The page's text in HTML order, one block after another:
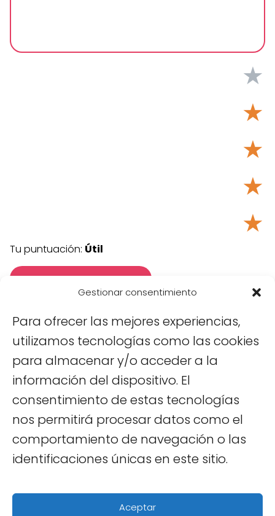
Gestionar consentimiento
Para ofrecer las mejores experiencias,
utilizamos tecnologías como las cookies
para almacenar y/o acceder a la
información del dispositivo. El
consentimiento de estas tecnologías
nos permitirá procesar datos como el
comportamiento de navegación o las
identificaciones únicas en este sitio.
Aceptar
★
★
★
★
★
Tu puntuación: Útil
Viajar a Vietnam Da Nang
Qué ver en Da Nang en 3
días: la guía perfecta para viajeros curiosos
Sobre mí|Políticas de Cookies|Políticas
Viajar a Vietnam